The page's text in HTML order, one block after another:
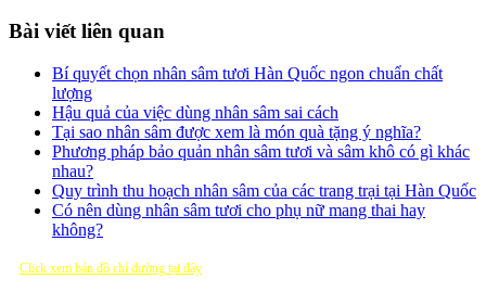
Bài viết liên quan
Bí quyết chọn nhân sâm tươi Hàn Quốc ngon chuẩn chất
lượng
Hậu quả của việc dùng nhân sâm sai cách
Tại sao nhân sâm được xem là món quà tặng ý nghĩa?
Phương pháp bảo quản nhân sâm tươi và sâm khô có gì khác
nhau?
Quy trình thu hoạch nhân sâm của các trang trại tại Hàn Quốc
Có nên dùng nhân sâm tươi cho phụ nữ mang thai hay
không?
Click xem bản đồ chỉ đường tại đây